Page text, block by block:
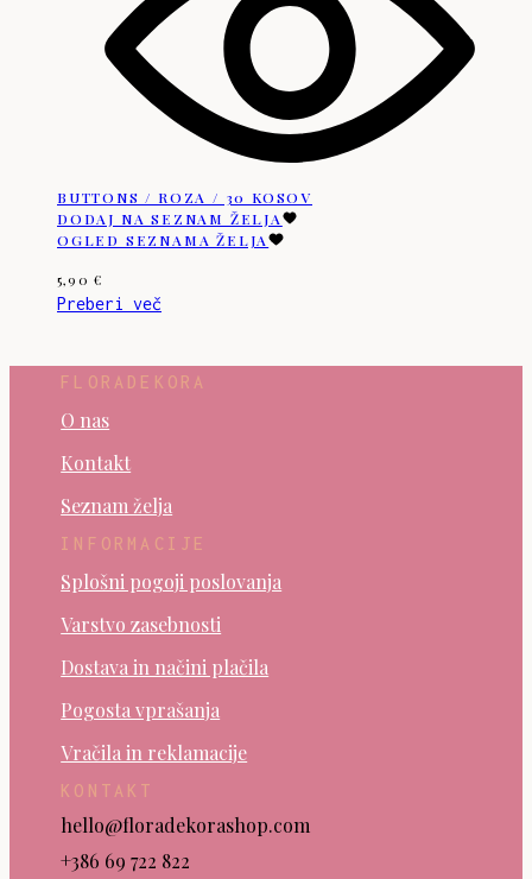
BUTTONS / ROZA / 30 KOSOV
DODAJ NA SEZNAM ŽELJA
OGLED SEZNAMA ŽELJA
5,90 €
Preberi več
FLORADEKORA
O nas
Kontakt
Seznam želja
INFORMACIJE
Splošni pogoji poslovanja
Varstvo zasebnosti
Dostava in načini plačila
Pogosta vprašanja
Vračila in reklamacije
KONTAKT
hello@floradekorashop.com
+386 69 722 822